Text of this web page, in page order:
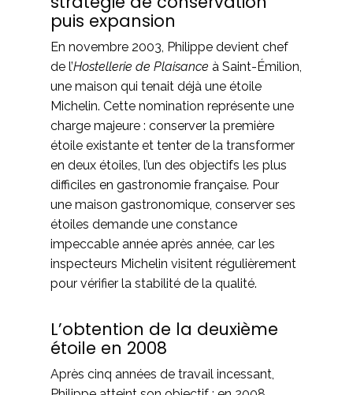
puis expansion
En novembre 2003, Philippe devient chef
de l’Hostellerie de Plaisance à Saint-Émilion,
une maison qui tenait déjà une étoile
Michelin. Cette nomination représente une
charge majeure : conserver la première
étoile existante et tenter de la transformer
en deux étoiles, l’un des objectifs les plus
difficiles en gastronomie française. Pour
une maison gastronomique, conserver ses
étoiles demande une constance
impeccable année après année, car les
inspecteurs Michelin visitent régulièrement
pour vérifier la stabilité de la qualité.
L’obtention de la deuxième
étoile en 2008
Après cinq années de travail incessant,